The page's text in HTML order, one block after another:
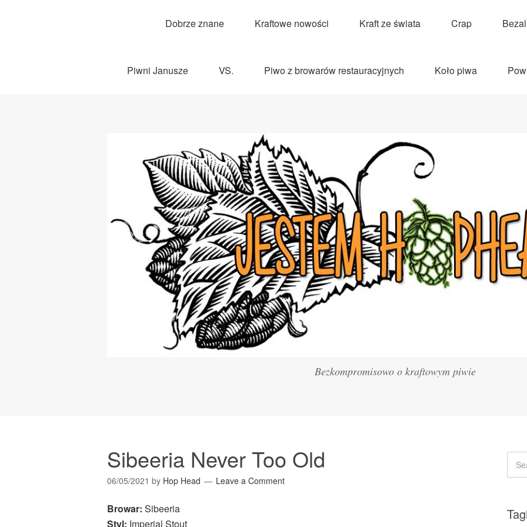
Dobrze znane Kraftowe nowości Kraft ze świata Crap
Piwni Janusze VS. Piwo z browarów restauracyjnych Koło piwa
Bezkompromisowo o kraftowym piwie
Sibeeria Never Too Old
06/05/2021 by Hop Head Leave a Comment
Browar: Sibeeria
Styl: Imperial Stout